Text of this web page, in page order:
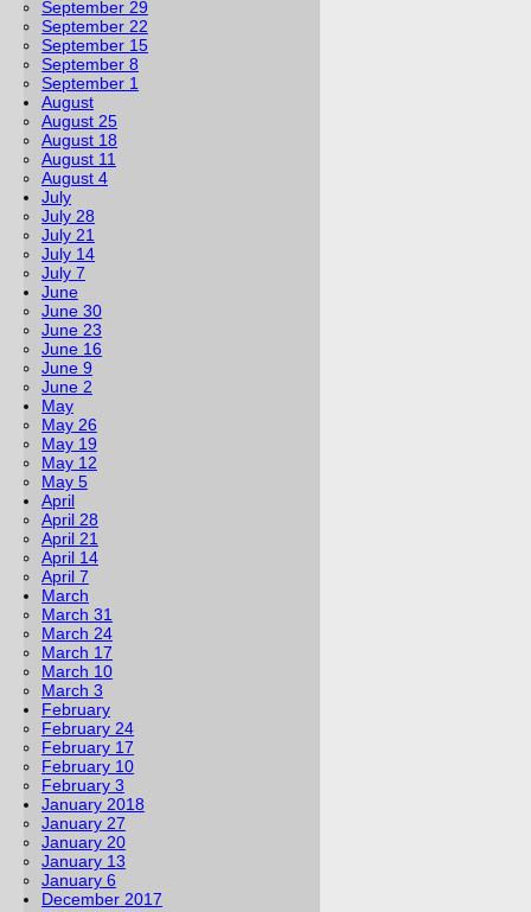
September 29
September 22
September 15
September 8
September 1
August
August 25
August 18
August 11
August 4
July
July 28
July 21
July 14
July 7
June
June 30
June 23
June 16
June 9
June 2
May
May 26
May 19
May 12
May 5
April
April 28
April 21
April 14
April 7
March
March 31
March 24
March 17
March 10
March 3
February
February 24
February 17
February 10
February 3
January 2018
January 27
January 20
January 13
January 6
December 2017